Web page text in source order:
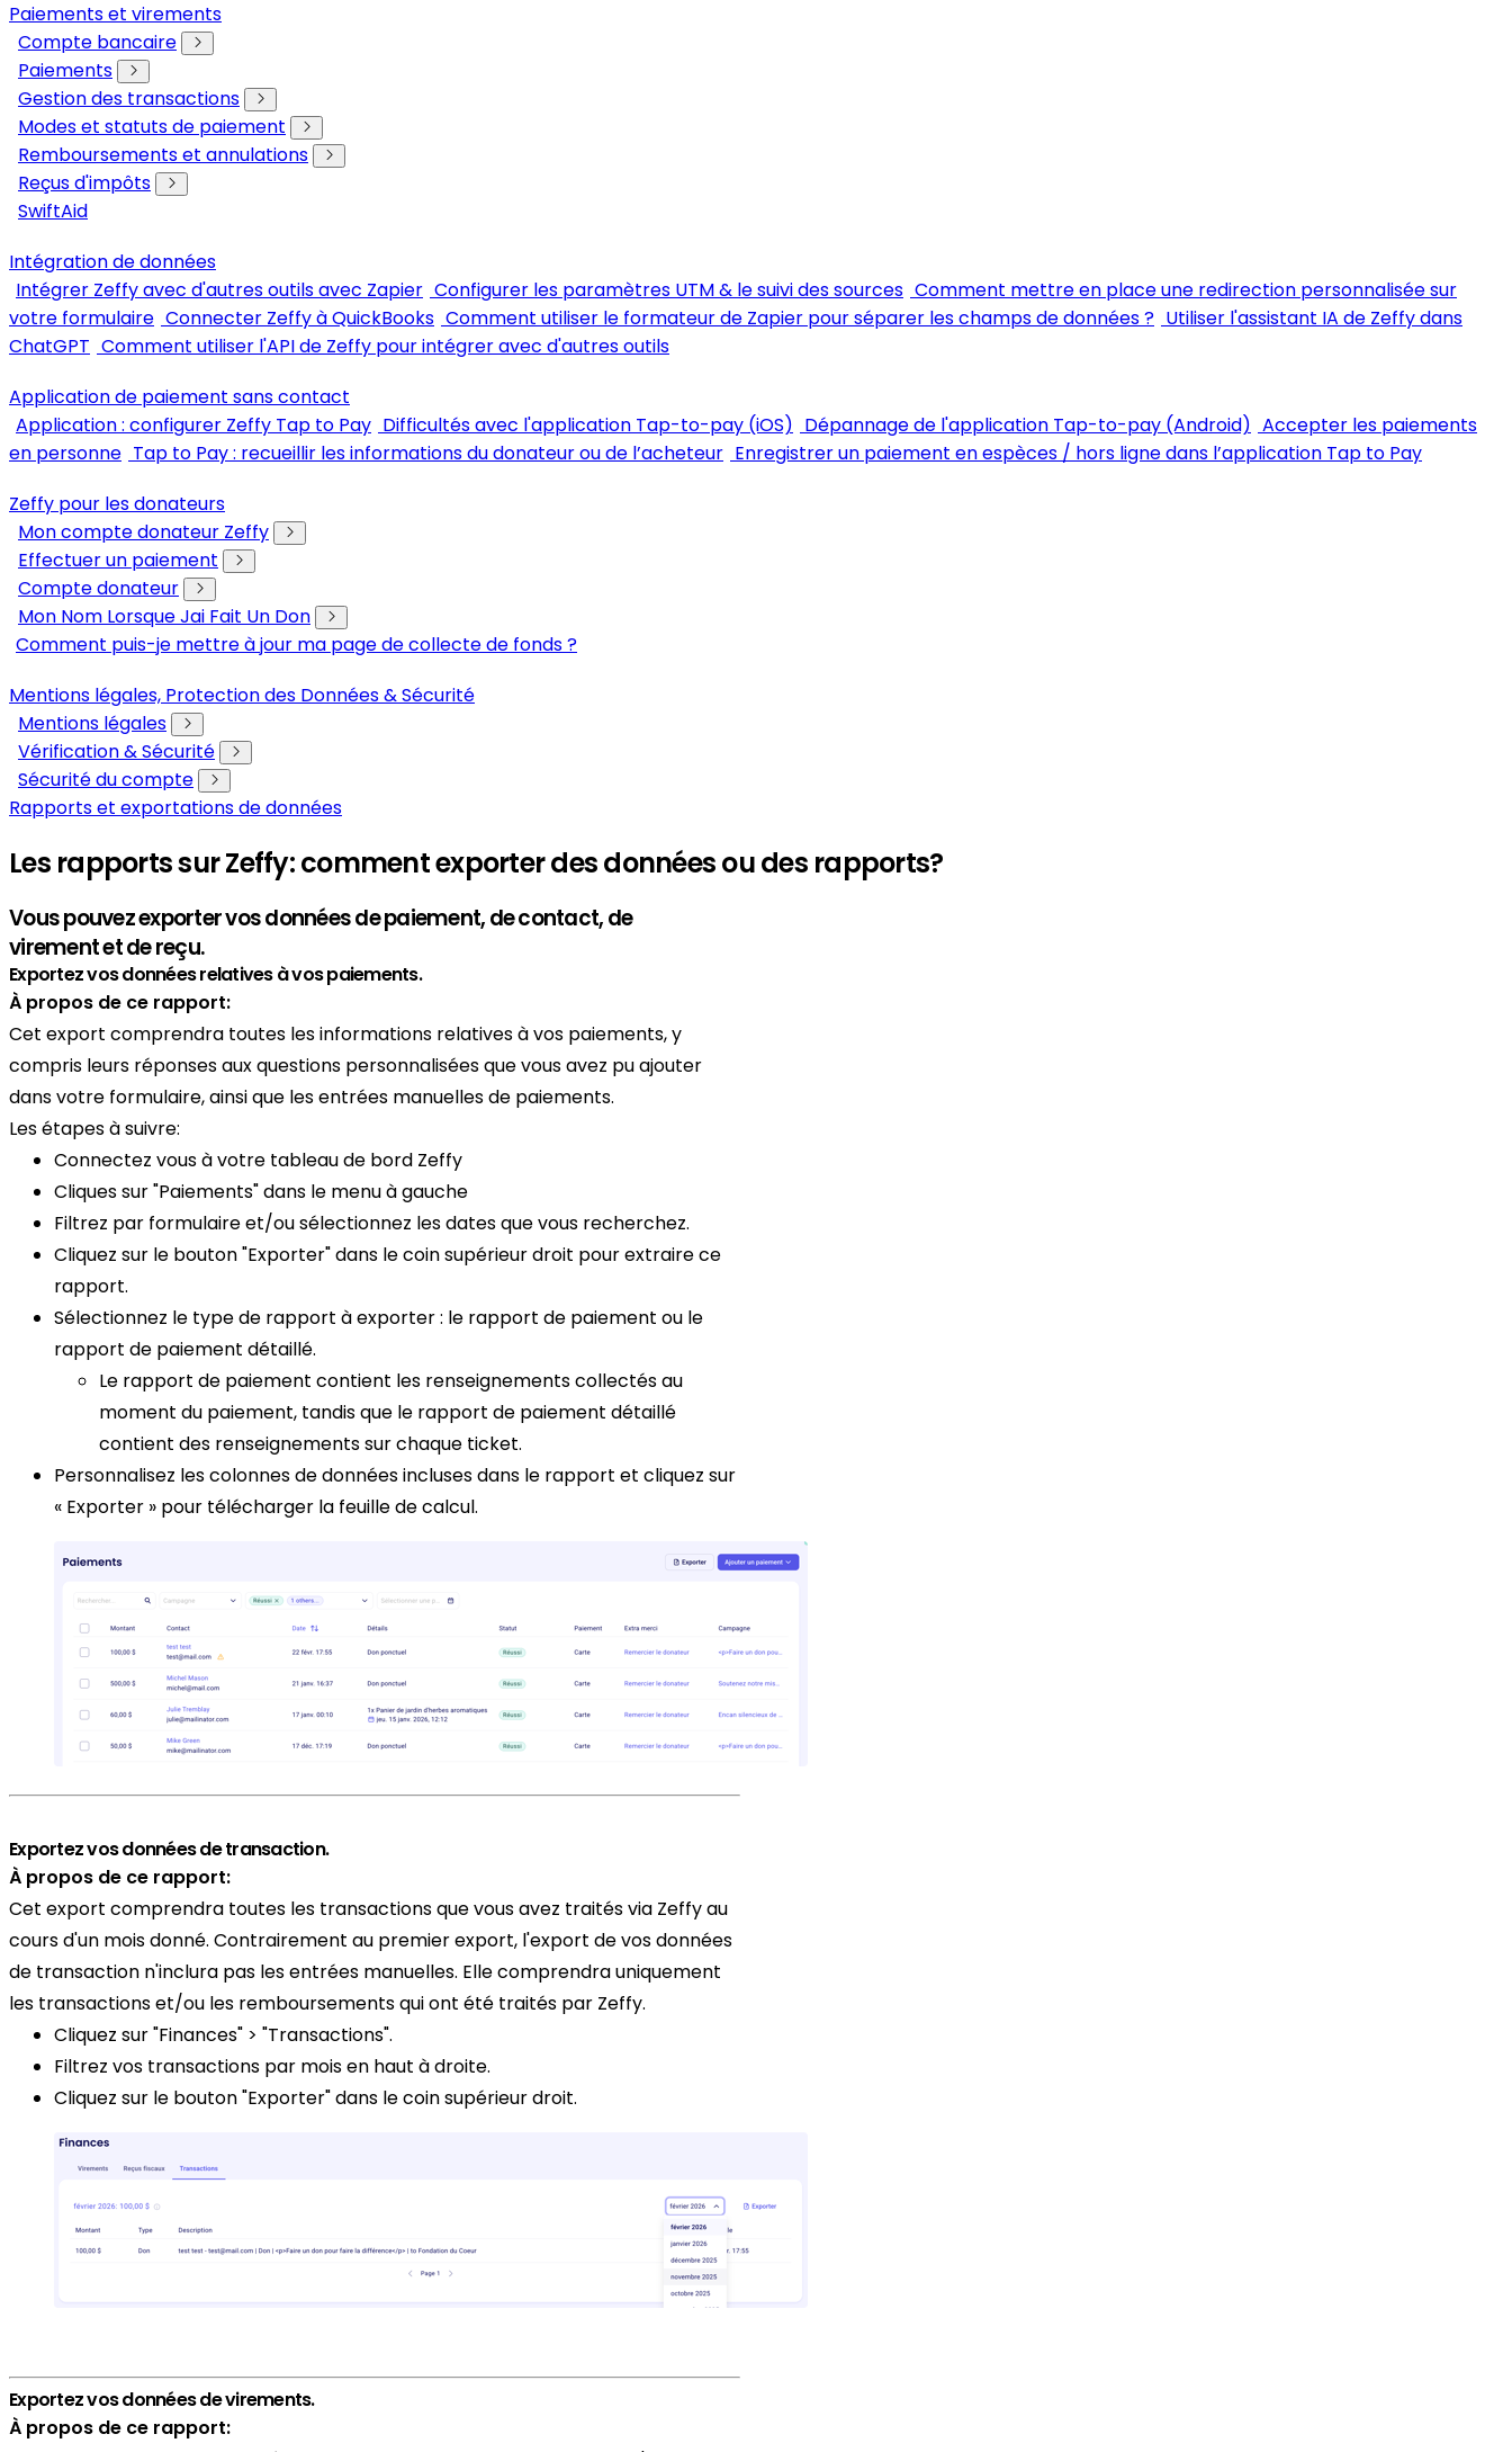
Paiements et virements
Compte bancaire
Paiements
Gestion des transactions
Modes et statuts de paiement
Remboursements et annulations
Reçus d'impôts
SwiftAid
Intégration de données
Intégrer Zeffy avec d'autres outils avec Zapier Configurer les paramètres UTM & le suivi des sources Comment mettre en place une redirection personnalisée sur
votre formulaire Connecter Zeffy à QuickBooks Comment utiliser le formateur de Zapier pour séparer les champs de données ? Utiliser l'assistant IA de Zeffy dans
ChatGPT Comment utiliser l'API de Zeffy pour intégrer avec d'autres outils
Application de paiement sans contact
Application : configurer Zeffy Tap to Pay Difficultés avec l'application Tap-to-pay (iOS) Dépannage de l'application Tap-to-pay (Android) Accepter les paiements
en personne Tap to Pay : recueillir les informations du donateur ou de l’acheteur Enregistrer un paiement en espèces / hors ligne dans l’application Tap to Pay
Zeffy pour les donateurs
Mon compte donateur Zeffy
Effectuer un paiement
Compte donateur
Mon Nom Lorsque Jai Fait Un Don
Comment puis-je mettre à jour ma page de collecte de fonds ?
Mentions légales, Protection des Données & Sécurité
Mentions légales
Vérification & Sécurité
Sécurité du compte
Rapports et exportations de données
Les rapports sur Zeffy: comment exporter des données ou des rapports?
Vous pouvez exporter vos données de paiement, de contact, de
virement et de reçu.
Exportez vos données relatives à vos paiements.
À propos de ce rapport:
Cet export comprendra toutes les informations relatives à vos paiements, y
compris leurs réponses aux questions personnalisées que vous avez pu ajouter
dans votre formulaire, ainsi que les entrées manuelles de paiements.
Les étapes à suivre:
Connectez vous à votre tableau de bord Zeffy
Cliques sur "Paiements" dans le menu à gauche
Filtrez par formulaire et/ou sélectionnez les dates que vous recherchez.
Cliquez sur le bouton "Exporter" dans le coin supérieur droit pour extraire ce
rapport.
Sélectionnez le type de rapport à exporter : le rapport de paiement ou le
rapport de paiement détaillé.
Le rapport de paiement contient les renseignements collectés au
moment du paiement, tandis que le rapport de paiement détaillé
contient des renseignements sur chaque ticket.
Personnalisez les colonnes de données incluses dans le rapport et cliquez sur
« Exporter » pour télécharger la feuille de calcul.
Exportez vos données de transaction.
À propos de ce rapport:
Cet export comprendra toutes les transactions que vous avez traités via Zeffy au
cours d'un mois donné. Contrairement au premier export, l'export de vos données
de transaction n'inclura pas les entrées manuelles. Elle comprendra uniquement
les transactions et/ou les remboursements qui ont été traités par Zeffy.
Cliquez sur "Finances" > "Transactions".
Filtrez vos transactions par mois en haut à droite.
Cliquez sur le bouton "Exporter" dans le coin supérieur droit.
Exportez vos données de virements.
À propos de ce rapport: